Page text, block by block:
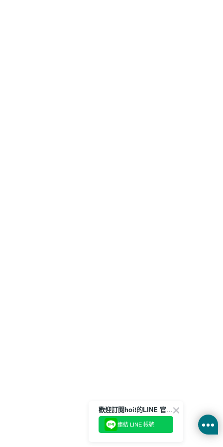
歡迎訂閱hoi!的LINE 官方帳號
連結 LINE 帳號